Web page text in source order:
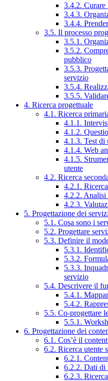
3.4.2. Curare
3.4.3.
3.4.4.
3.5. Il processo
3.5.1.
3.5.2.
pubblico
3.5.3.
servizio
3.5.4.
3.5.5.
4. Ricerca progettuale
4.1. Ricerca
4.1.1.
4.1.2.
4.1.3. Test di
4.1.4. Web
4.1.5.
utente
4.2. Ricerca
4.2.1.
4.2.2. Analisi
4.2.3.
5. Progettazione dei servizi
5.1. Cosa sono i
5.2. Progettare
5.3. Definire il
5.3.1.
5.3.2.
5.3.3.
servizio
5.4. Descrivere il
5.4.1.
5.4.2.
5.5. Co-progettare
5.5.1.
6. Progettazione dei
6.1. Cos’è il
6.2. Ricerca utente
6.2.1.
6.2.2. Dati di
6.2.3.